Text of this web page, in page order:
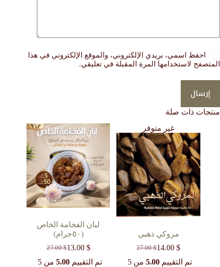
احفظ اسمي، بريدي الإلكتروني، والموقع الإلكتروني في هذا
المتصفح لاستخدامها المرة المقبلة في تعليقي.
إرسال
منتجات ذات صلة
غير متوفر
مروكي ذهبي
27.00$
السعر
الأصلي
14.00$
السعر
الحالي تم التقييم 5.00من 5
لبان الفخامة الخاص
(٥٠جرام)
27.00$
السعر
الأصلي
13.00 $
السعر
الحاليتم التقييم5.00 من 5